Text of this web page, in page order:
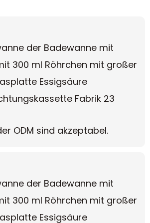
ODM sind akzeptabel.